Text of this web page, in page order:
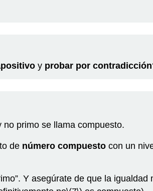
y probar por contradicción
no primo se llama compuesto.
de número compuesto con un
Y asegúrate de que la igualdad